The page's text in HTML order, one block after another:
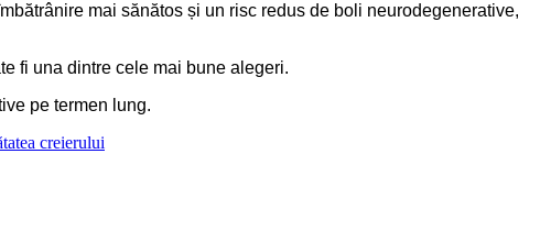
mai sănătos și un risc redus de boli neurodegenerative,
fi una dintre cele mai bune alegeri.
pe termen lung.
creierului